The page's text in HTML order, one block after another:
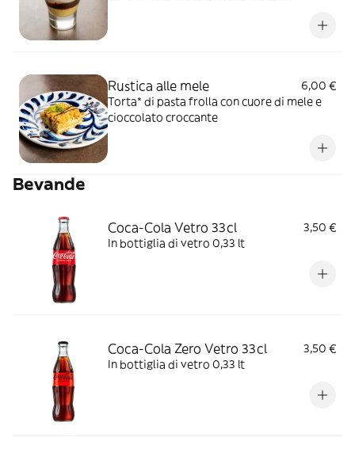
Rustica alle mele
6,00 €
Torta* di pasta frolla con cuore di mele e
cioccolato croccante
Bevande
Coca-Cola Vetro 33cl
3,50 €
In bottiglia di vetro 0,33 lt
Coca-Cola Zero Vetro 33cl
3,50 €
In bottiglia di vetro 0,33 lt